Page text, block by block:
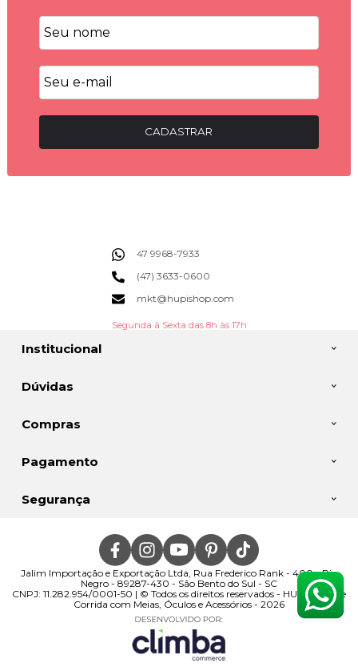
CADASTRAR
Institucional
Dúvidas
Compras
47 9968-7933
(47) 3633-0600
mkt@hupishop.com
Segunda à Sexta das 8h às 17h
Pagamento
Segurança
Jalim Importação e Exportação Ltda, Rua Frederico Rank - 400 - Rio
Negro - 89287-430 - São Bento do Sul - SC
CNPJ: 11.282.954/0001-50 | © Todos os direitos reservados - HUPI | Loja de
Corrida com Meias, Óculos e Acessórios - 2026